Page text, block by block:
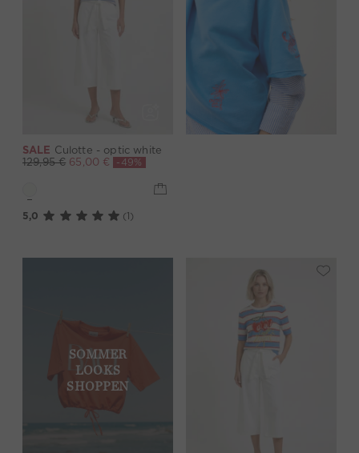
SALE Culotte - optic white
129,95 € 65,00 € -49%
5,0 (1)
SOMMER
LOOKS
SHOPPEN